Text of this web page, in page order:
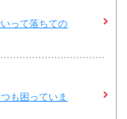
って落ちての
も困っていま